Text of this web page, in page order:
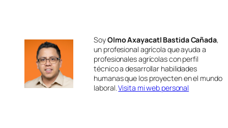
SoyOlmo Axayacatl Bastida Cañada,
un profesional agrícola que ayuda a
profesionales agrícolas con perfil
técnico a desarrollar habilidades
humanas que los proyecten en el mundo
laboral.Visita mi web personal